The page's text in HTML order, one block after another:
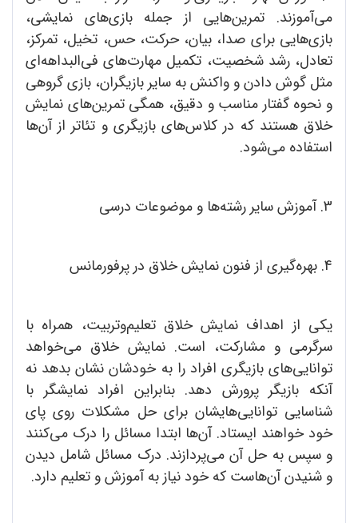
می‌آموزند. تمرین‌هایی از جمله بازی‌های نمایشی،
بازی‌هایی برای صدا، بیان، حرکت، حس، تخیل، تمرکز،
تعادل، رشد شخصیت، تکمیل مهارت‌های فی‌البداهه‌ای
مثل گوش دادن و واکنش به سایر بازیگران، بازی گروهی
و نحوه گفتار مناسب و دقیق، همگی تمرین‌های نمایش
خلاق هستند که در کلاس‌های بازیگری و تئاتر از آن‌ها
استفاده می‌شود.
3. آموزش سایر رشته‌ها و موضوعات درسی
4. بهره‌گیری از فنون نمایش خلاق در پرفورمانس
یکی از اهداف نمایش خلاق تعلیم‌وتربیت، همراه با
سرگرمی و مشارکت، است. نمایش خلاق می‌خواهد
توانایی‌های بازیگری افراد را به خودشان نشان بدهد نه
آنکه بازیگر پرورش دهد. بنابراین افراد نمایشگر با
شناسایی توانایی‌هایشان برای حل مشکلات روی پای
خود خواهند ایستاد. آن‌ها ابتدا مسائل را درک می‌کنند
و سپس به حل آن می‌پردازند. درک مسائل شامل دیدن
و شنیدن آن‌هاست که خود نیاز به آموزش و تعلیم دارد.